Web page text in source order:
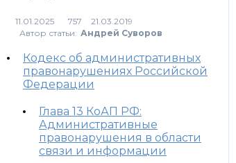
757
Автор статьи: Андрей Суворов
Кодекс об административных
правонарушениях Российской
Федерации
Глава 13 КоАП РФ:
Административные
правонарушения в области
связи и информации